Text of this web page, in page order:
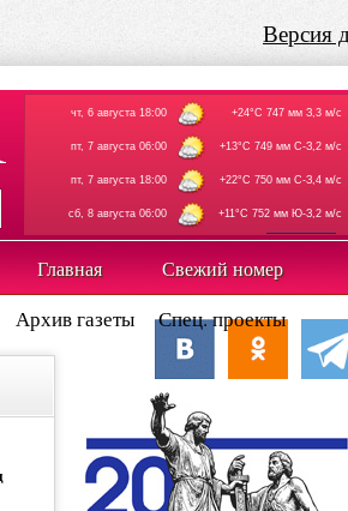
Версия
чт, 6 августа 18:00 +24°C 747 мм З,3 м/с
пт, 7 августа 06:00 +13°C 749 мм С-З,2 м/с
пт, 7 августа 18:00 +22°C 750 мм С-З,4 м/с
сб, 8 августа 06:00 +11°C 752 мм Ю-З,2 м/с
Главная Свежий номер
Архив газеты Спец. проекты